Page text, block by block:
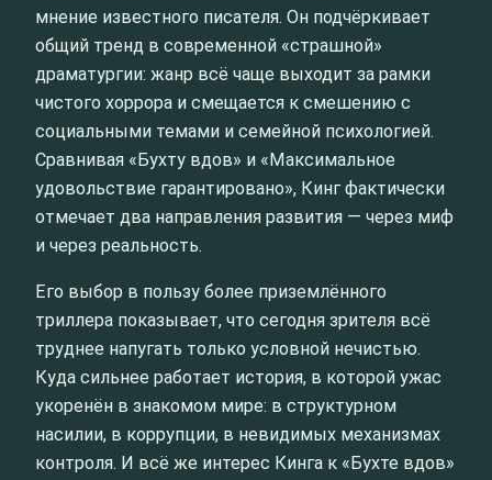
мнение известного писателя. Он подчёркивает
общий тренд в современной «страшной»
драматургии: жанр всё чаще выходит за рамки
чистого хоррора и смещается к смешению с
социальными темами и семейной психологией.
Сравнивая «Бухту вдов» и «Максимальное
удовольствие гарантировано», Кинг фактически
отмечает два направления развития — через миф
и через реальность.
Его выбор в пользу более приземлённого
триллера показывает, что сегодня зрителя всё
труднее напугать только условной нечистью.
Куда сильнее работает история, в которой ужас
укоренён в знакомом мире: в структурном
насилии, в коррупции, в невидимых механизмах
контроля. И всё же интерес Кинга к «Бухте вдов»